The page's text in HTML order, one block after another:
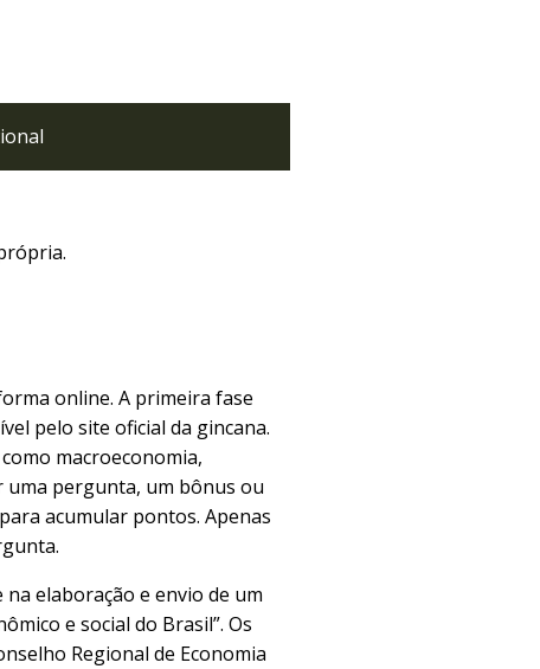
online. A primeira fase
pelo site oficial da gincana.
macroeconomia,
uma pergunta, um bônus ou
acumular pontos. Apenas
elaboração e envio de um
e social do Brasil”. Os
Regional de Economia